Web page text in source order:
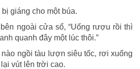
giáng cho một búa.
ngoài cửa sổ, “Uống rượu rồi thì
quanh đây một lúc thôi.”
ngồi tàu lượn siêu tốc, rơi xuống
vút lên trời cao.